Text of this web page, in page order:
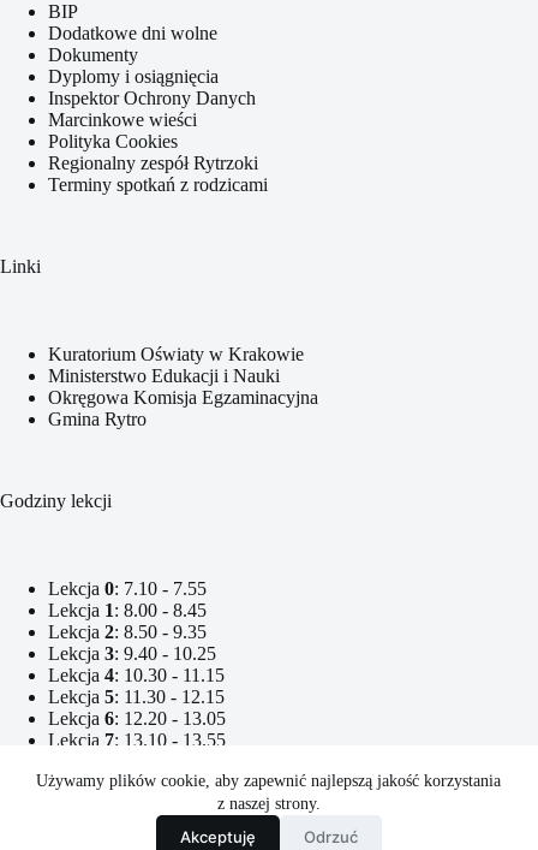
Używamy plików cookie, aby zapewnić najlepszą jakość korzystania
z naszej strony.
Akceptuję Odrzuć
BIP
Dodatkowe dni wolne
Dokumenty
Dyplomy i osiągnięcia
Inspektor Ochrony Danych
Marcinkowe wieści
Polityka Cookies
Regionalny zespół Rytrzoki
Terminy spotkań z rodzicami
Linki
Kuratorium Oświaty w Krakowie
Ministerstwo Edukacji i Nauki
Okręgowa Komisja Egzaminacyjna
Gmina Rytro
Godziny lekcji
Lekcja 0: 7.10 - 7.55
Lekcja 1: 8.00 - 8.45
Lekcja 2: 8.50 - 9.35
Lekcja 3: 9.40 - 10.25
Lekcja 4: 10.30 - 11.15
Lekcja 5: 11.30 - 12.15
Lekcja 6: 12.20 - 13.05
Lekcja 7: 13.10 - 13.55
Lekcja 9: 15.00 - 15.45
: 15.50 - 16.35
: 16.40 - 17.25